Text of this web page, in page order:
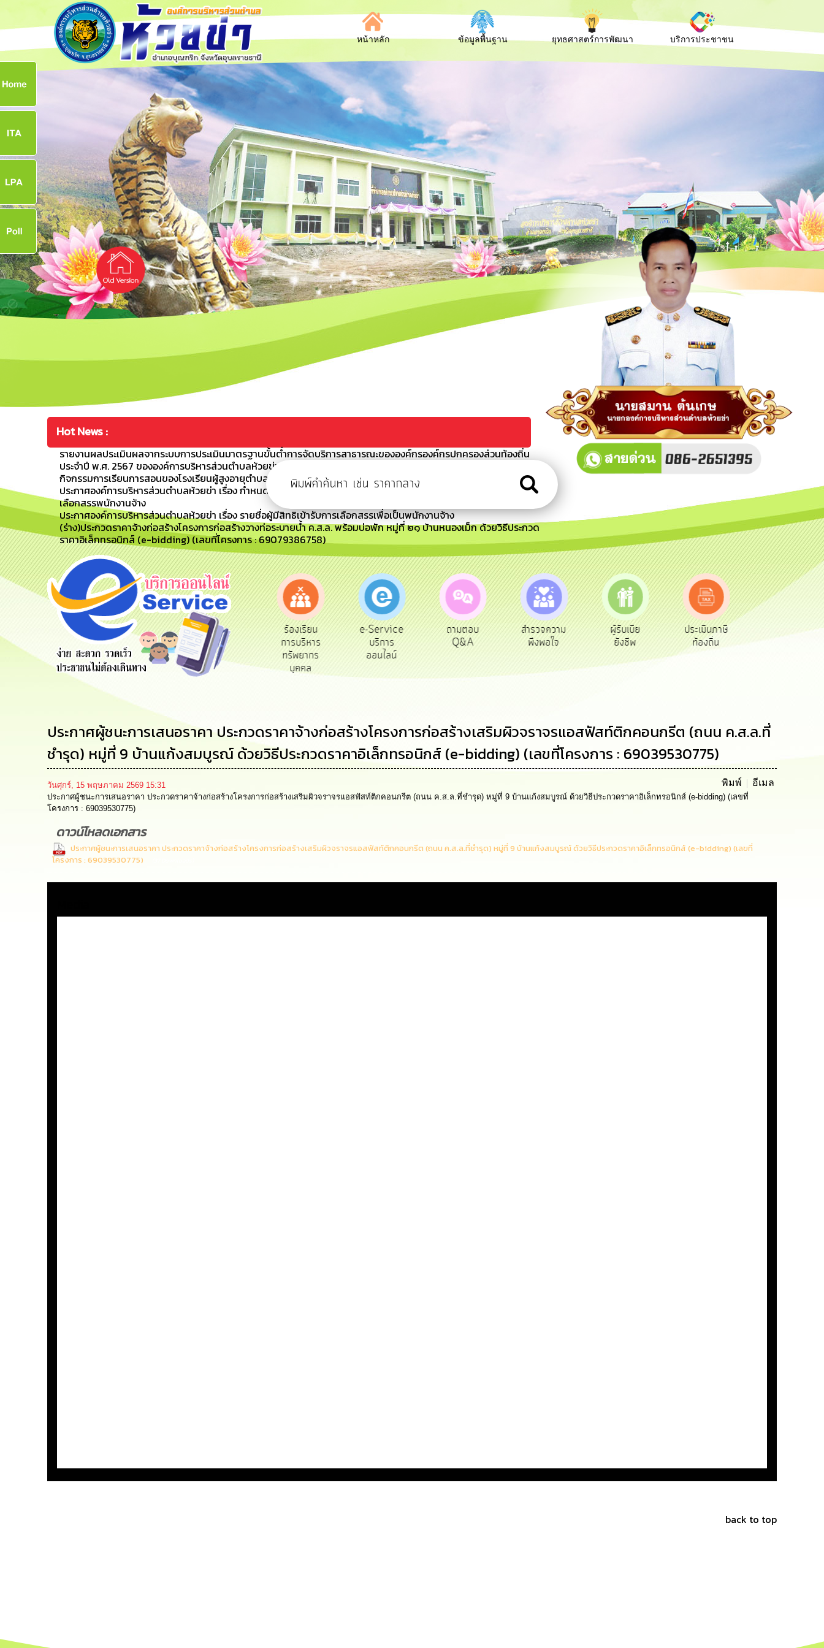
หน้าหลัก ข้อมูลพื้นฐาน ยุทธศาสตร์การพัฒนา บริการประชาชน
Hot News :
รายงานผลประเมินผลจากระบบการประเมินมาตรฐานขั้นต่ำการจัดบริการสาธารณะขององค์กรองค์กรปกครองส่วนท้องถิ่น
ประจำปี พ.ศ. 2567 ขององค์การบริหารส่วนตำบลห้วยข่า
กิจกรรมการเรียนการสอนของโรงเรียนผู้สูงอายุตำบลห้วยข่า รุ่นที่ 2 ประจำปี 2567
ประกาศองค์การบริหารส่วนตำบลห้วยข่า เรื่อง กำหนดวัน เวลา สถานที่สอบ และระเบียบเกี่ยวกับการดำเนินการสรรหาและ
เลือกสรรพนักงานจ้าง
ประกาศองค์การบริหารส่วนตำบลห้วยข่า เรื่อง รายชื่อผู้มีสิทธิเข้ารับการเลือกสรรเพื่อเป็นพนักงานจ้าง
(ร่าง)ประกวดราคาจ้างก่อสร้างโครงการก่อสร้างวางท่อระบายน้ำ ค.ส.ล. พร้อมบ่อพัก หมู่ที่ ๒๑ บ้านหนองเม็ก ด้วยวิธีประกวด
ราคาอิเล็กทรอนิกส์ (e-bidding) (เลขที่โครงการ : 69079386758)
ร้องเรียน
ร้องทุกข์
ร้องเรียน
การทุจริต
ร้องเรียน
การบริหาร
ทรัพยากร
บุคคล
e-Service
บริการ
ออนไลน์
ถามตอบ
Q&A
สำรวจความ
พึงพอใจ
ผู้รับเบีย
ยังชีพ
ประเมินภาษี
ท้องถิ่น
ทะเบียน
พาณิชย์
ขออนุญาต
ก่อสร้าง
ประกาศผู้ชนะการเสนอราคา ประกวดราคาจ้างก่อสร้างโครงการก่อสร้างเสริมผิวจราจรแอสฟัสท์ติกคอนกรีต (ถนน ค.ส.ล.ที่
ชำรุด) หมู่ที่ 9 บ้านแก้งสมบูรณ์ ด้วยวิธีประกวดราคาอิเล็กทรอนิกส์ (e-bidding) (เลขที่โครงการ : 69039530775)
วันศุกร์, 15 พฤษภาคม 2569 15:31 พิมพ์ อีเมล
ประกาศผู้ชนะการเสนอราคา ประกวดราคาจ้างก่อสร้างโครงการก่อสร้างเสริมผิวจราจรแอสฟัสท์ติกคอนกรีต (ถนน ค.ส.ล.ที่ชำรุด) หมู่ที่ 9 บ้านแก้งสมบูรณ์ ด้วยวิธีประกวดราคาอิเล็กทรอนิกส์ (e-bidding) (เลขที่
โครงการ : 69039530775)
ดาวน์โหลดเอกสาร
ประกาศผู้ชนะการเสนอราคา ประกวดราคาจ้างก่อสร้างโครงการก่อสร้างเสริมผิวจราจรแอสฟัสท์ติกคอนกรีต (ถนน ค.ส.ล.ที่ชำรุด) หมู่ที่ 9 บ้านแก้งสมบูรณ์ ด้วยวิธีประกวดราคาอิเล็กทรอนิกส์ (e-bidding) (เลขที่
โครงการ : 69039530775)
back to top